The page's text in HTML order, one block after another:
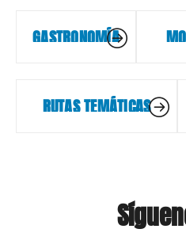
GASTRONOMÍA
RUTAS TEMÁTICAS